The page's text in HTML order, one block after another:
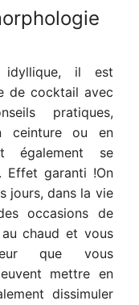
il est
de cocktail avec
pratiques,
ceinture ou en
également se
Effet garanti !On
jours, dans la vie
occasions de
chaud et vous
que vous
mettre en
dissimuler